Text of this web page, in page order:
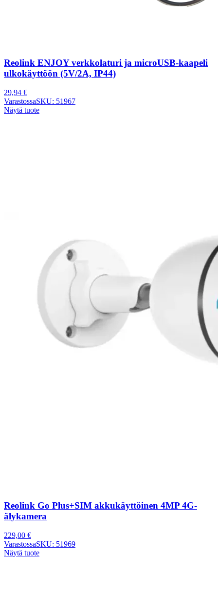
Reolink ENJOY verkkolaturi ja microUSB-kaapeli
ulkokäyttöön (5V/2A, IP44)
29,94 €
VarastossaSKU: 51967
Näytä tuote
Reolink Go Plus+SIM akkukäyttöinen 4MP 4G-
älykamera
229,00 €
VarastossaSKU: 51969
Näytä tuote